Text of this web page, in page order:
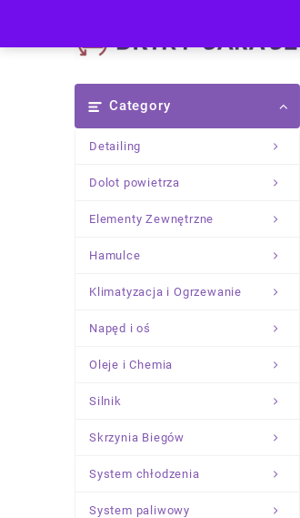
content
Category
Detailing
Dolot powietrza
Elementy Zewnętrzne
Hamulce
Klimatyzacja i Ogrzewanie
Napęd i oś
Oleje i Chemia
Silnik
Skrzynia Biegów
System chłodzenia
System paliwowy